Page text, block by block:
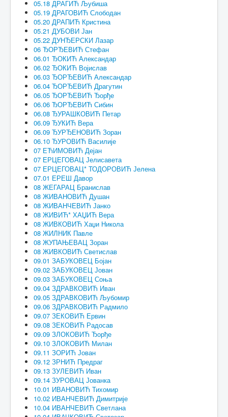
05.18 ДРАГИЋ Љубиша
05.19 ДРАГОВИЋ Слободан
05.20 ДРАПИЋ Кристина
05.21 ДУБОВИ Јан
05.22 ДУНЂЕРСКИ Лазар
06 ЂОРЂЕВИЋ Стефан
06.01 ЂОКИЋ Александар
06.02 ЂОКИЋ Војислав
06.03 ЂОРЂЕВИЋ Александар
06.04 ЂОРЂЕВИЋ Драгутин
06.05 ЂОРЂЕВИЋ Ђорђе
06.06 ЂОРЂЕВИЋ Сибин
06.08 ЂУРАШКОВИЋ Петар
06.09 ЂУКИЋ Вера
06.09 ЂУРЂЕНОВИЋ Зоран
06.10 ЂУРОВИЋ Василије
07 ЕЋИМОВИЋ Дејан
07 ЕРЦЕГОВАЦ Јелисавета
07 ЕРЦЕГОВАЦ* ТОДОРОВИЋ Јелена
07.01 ЕРЕШ Давор
08 ЖЕГАРАЦ Бранислав
08 ЖИВАНОВИЋ Душан
08 ЖИВАНЧЕВИЋ Јанко
08 ЖИВИЋ* ХАЏИЋ Вера
08 ЖИВКОВИЋ Хаџи Никола
08 ЖИЛНИК Павле
08 ЖУПАЊЕВАЦ Зоран
08 ЖИВКОВИЋ Светислав
09.01 ЗАБУКОВЕЦ Бојан
09.02 ЗАБУКОВЕЦ Јован
09.03 ЗАБУКОВЕЦ Соња
09.04 ЗДРАВКОВИЋ Иван
09.05 ЗДРАВКОВИЋ Љубомир
09.06 ЗДРАВКОВИЋ Радмило
09.07 ЗЕКОВИЋ Ервин
09.08 ЗЕКОВИЋ Радосав
09.09 ЗЛОКОВИЋ Ђорђе
09.10 ЗЛОКОВИЋ Милан
09.11 ЗОРИЋ Јован
09.12 ЗРНИЋ Предраг
09.13 ЗУЛЕВИЋ Иван
09.14 ЗУРОВАЦ Јованка
10.01 ИВАНОВИЋ Тихомир
10.02 ИВАНЧЕВИЋ Димитрије
10.04 ИВАНЧЕВИЋ Светлана